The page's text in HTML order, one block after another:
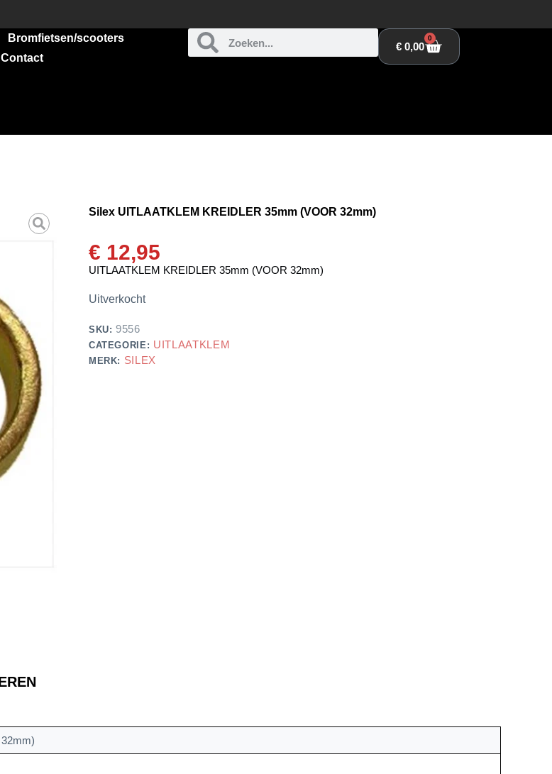
Bromfietsen/scooters
Contact
€0,00
0
Silex UITLAATKLEM KREIDLER 35mm (VOOR 32mm)
€ 12,95
UITLAATKLEM KREIDLER 35mm (VOOR 32mm)
Uitverkocht
SKU:9556
CATEGORIE: UITLAATKLEM
MERK: SILEX